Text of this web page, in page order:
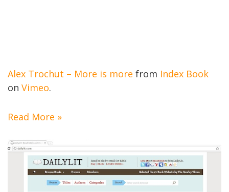
Alex Trochut – More is more from Index Book
on Vimeo.
Read More »